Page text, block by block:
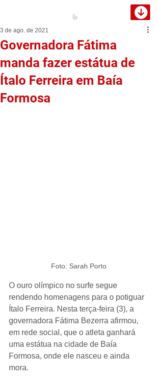
Governadora Fátima
manda fazer estátua de
Ítalo Ferreira em Baía
Formosa
3 de ago. de 2021
Foto: Sarah Porto
O ouro olímpico no surfe segue
rendendo homenagens para o potiguar
Ítalo Ferreira. Nesta terça-feira (3), a
governadora Fátima Bezerra afirmou,
em rede social, que o atleta ganhará
uma estátua na cidade de Baía
Formosa, onde ele nasceu e ainda
mora.